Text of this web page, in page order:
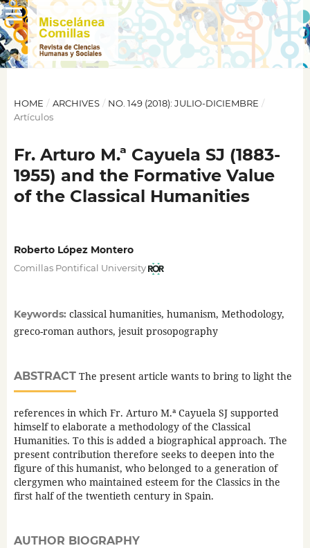
HOME / ARCHIVES / NO. 149 (2018): JULIO-DICIEMBRE /
Artículos
Fr. Arturo M.ª Cayuela SJ (1883-
1955) and the Formative Value
of the Classical Humanities
Roberto López Montero
Comillas Pontifical University
Keywords: classical humanities, humanism, Methodology,
greco-roman authors, jesuit prosopography
ABSTRACTThe present article wants to bring to light the
references in which Fr. Arturo M.ª Cayuela SJ supported
himself to elaborate a methodology of the Classical
Humanities. To this is added a biographical approach. The
present contribution therefore seeks to deepen into the
figure of this humanist, who belonged to a generation of
clergymen who maintained esteem for the Classics in the
first half of the twentieth century in Spain.
AUTHOR BIOGRAPHY